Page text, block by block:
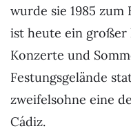
wurde sie 1985
ist heute ein großer
Konzerte und
Festungsgelände
zweifelsohne eine
Cádiz.